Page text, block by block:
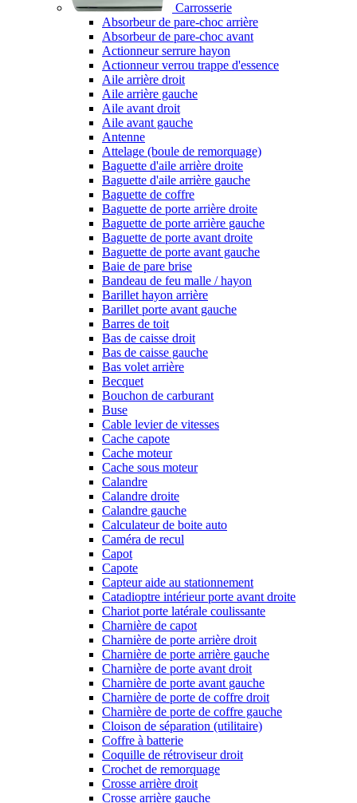
Carrosserie
Absorbeur de pare-choc arrière
Absorbeur de pare-choc avant
Actionneur serrure hayon
Actionneur verrou trappe d'essence
Aile arrière droit
Aile arrière gauche
Aile avant droit
Aile avant gauche
Antenne
Attelage (boule de remorquage)
Baguette d'aile arrière droite
Baguette d'aile arrière gauche
Baguette de coffre
Baguette de porte arrière droite
Baguette de porte arrière gauche
Baguette de porte avant droite
Baguette de porte avant gauche
Baie de pare brise
Bandeau de feu malle / hayon
Barillet hayon arrière
Barillet porte avant gauche
Barres de toit
Bas de caisse droit
Bas de caisse gauche
Bas volet arrière
Becquet
Bouchon de carburant
Buse
Cable levier de vitesses
Cache capote
Cache moteur
Cache sous moteur
Calandre
Calandre droite
Calandre gauche
Calculateur de boite auto
Caméra de recul
Capot
Capote
Capteur aide au stationnement
Catadioptre intérieur porte avant droite
Chariot porte latérale coulissante
Charnière de capot
Charnière de porte arrière droit
Charnière de porte arrière gauche
Charnière de porte avant droit
Charnière de porte avant gauche
Charnière de porte de coffre droit
Charnière de porte de coffre gauche
Cloison de séparation (utilitaire)
Coffre à batterie
Coquille de rétroviseur droit
Crochet de remorquage
Crosse arrière droit
Crosse arrière gauche